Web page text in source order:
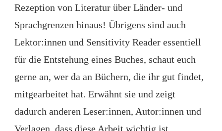
Rezeption von Literatur über Länder- und
Sprachgrenzen hinaus! Übrigens sind auch
Lektor:innen und Sensitivity Reader essentiell
für die Entstehung eines Buches, schaut euch
gerne an, wer da an Büchern, die ihr gut findet,
mitgearbeitet hat. Erwähnt sie und zeigt
dadurch anderen Leser:innen, Autor:innen und
Verlagen, dass diese Arbeit wichtig ist.